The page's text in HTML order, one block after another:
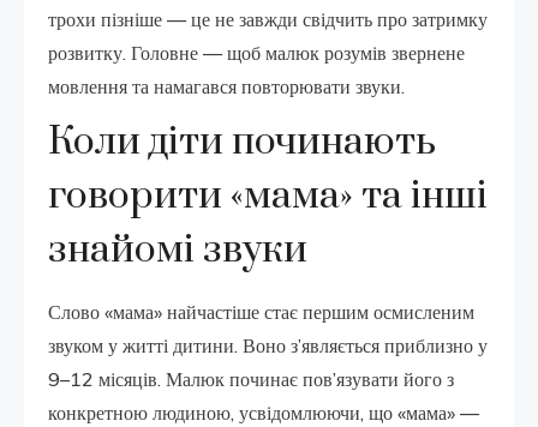
трохи пізніше — це не завжди свідчить про затримку
розвитку. Головне — щоб малюк розумів звернене
мовлення та намагався повторювати звуки.
Коли діти починають
говорити «мама» та інші
знайомі звуки
Слово «мама» найчастіше стає першим осмисленим
звуком у житті дитини. Воно з’являється приблизно у
9–12 місяців. Малюк починає пов’язувати його з
конкретною людиною, усвідомлюючи, що «мама» —